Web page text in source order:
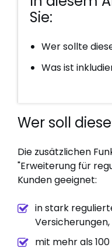
Sie:
Wer sollte
Was ist
Wer soll
Die zusätzlichen
"Erweiterung für
Kunden geeignet:
in stark
mit mehr als